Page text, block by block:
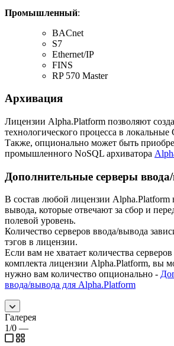
Промышленный:
BACnet
S7
Ethernet/IP
FINS
RP 570 Master
Архивация
Лицензии Alpha.Platform позволяют
технологического процесса в
Также, опционально может быть
промышленного NoSQL архиватора
Дополнительные серверы
В состав любой лицензии Alpha.Platform
вывода, которые отвечают за сбор и
полевой уровень.
Количество серверов ввода/вывода
тэгов в лицензии.
Если вам не хватает количества
комплекта лицензии Alpha.Platform, вы
нужно вам количество опционально -
ввода/вывода для Alpha.Platform
Галерея
1/0 —